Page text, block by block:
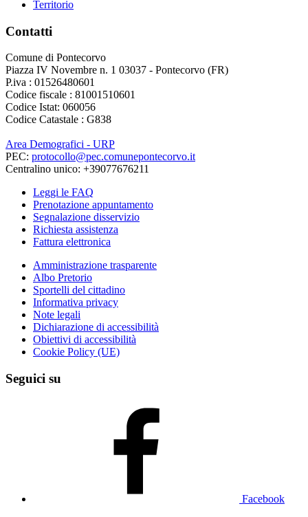
Territorio
Contatti
Comune di Pontecorvo
Piazza IV Novembre n. 1 03037 - Pontecorvo (FR)
P.iva : 01526480601
Codice fiscale : 81001510601
Codice Istat: 060056
Codice Catastale : G838
Area Demografici - URP
PEC: protocollo@pec.comunepontecorvo.it
Centralino unico: +39077676211
Leggi le FAQ
Prenotazione appuntamento
Segnalazione disservizio
Richiesta assistenza
Fattura elettronica
Amministrazione trasparente
Albo Pretorio
Sportelli del cittadino
Informativa privacy
Note legali
Dichiarazione di accessibilità
Obiettivi di accessibilità
Cookie Policy (UE)
Seguici su
Facebook